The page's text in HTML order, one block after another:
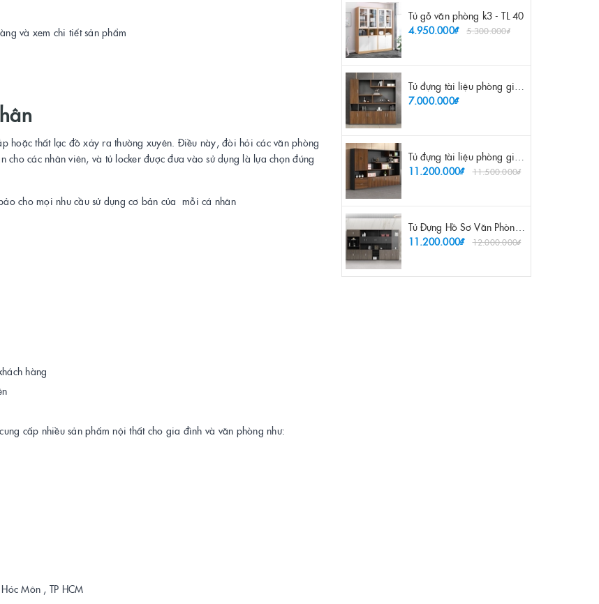
và xem chi tiết sản phẩm
hoặc thất lạc đồ xảy ra thường xuyên. Điều này, đòi hỏi các văn phòng
các nhân viên, và tủ locker được đưa vào sử dụng là lựa chọn đúng
cho mọi nhu cầu sử dụng cơ bản của mỗi cá nhân
hàng
cấp nhiều sản phẩm nội thất cho gia đình và văn phòng như:
Môn , TP HCM
Tủ gỗ văn phòng k3 - TL 40
4.950.000₫
5.300.000₫
7.000.000₫
11.200.000₫
11.500.000₫
11.200.000₫
12.000.000₫